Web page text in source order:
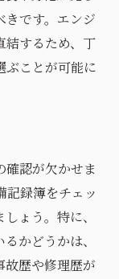
きです。エンジ
結するため、丁
ぶことが可能に
認が欠かせま
記録簿をチェッ
ょう。特に、
かどうかは、
故歴や修理歴が